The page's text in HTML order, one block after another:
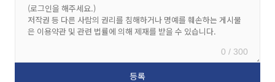
0 / 300